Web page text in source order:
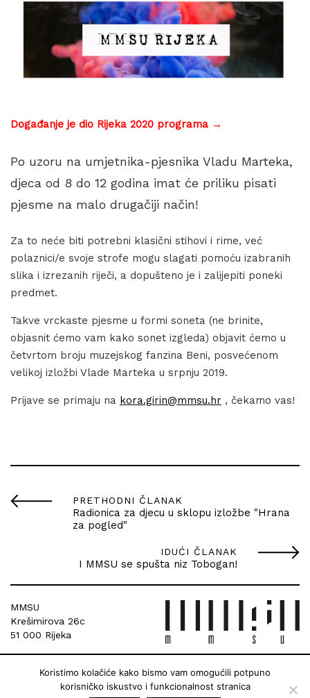
Događanje je dio Rijeka 2020 programa →
Po uzoru na umjetnika-pjesnika Vladu Marteka,
djeca od 8 do 12 godina imat će priliku pisati
pjesme na malo drugačiji način!
Za to neće biti potrebni klasični stihovi i rime, već
polaznici/e svoje strofe mogu slagati pomoću izabranih
slika i izrezanih riječi, a dopušteno je i zalijepiti poneki
predmet.
Takve vrckaste pjesme u formi soneta (ne brinite,
objasnit ćemo vam kako sonet izgleda) objavit ćemo u
četvrtom broju muzejskog fanzina Beni, posvećenom
velikoj izložbi Vlade Marteka u srpnju 2019.
Prijave se primaju na kora.girin@mmsu.hr , čekamo vas!
PRETHODNI ČLANAK
Radionica za djecu u sklopu izložbe "Hrana
za pogled"
IDUĆI ČLANAK
I MMSU se spušta niz Tobogan!
MMSU
Krešimirova 26c
51 000 Rijeka
Koristimo kolačiće kako bismo vam omogućili potpuno
korisničko iskustvo i funkcionalnost stranica